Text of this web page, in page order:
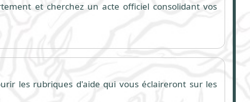
et cherchez un acte officiel consolidant vos
les rubriques d'aide qui vous éclaireront sur les